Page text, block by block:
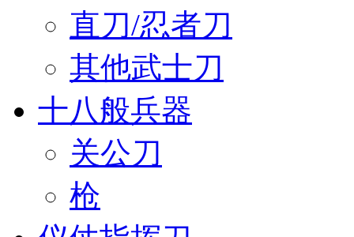
直刀/忍者刀
其他武士刀
十八般兵器
关公刀
枪